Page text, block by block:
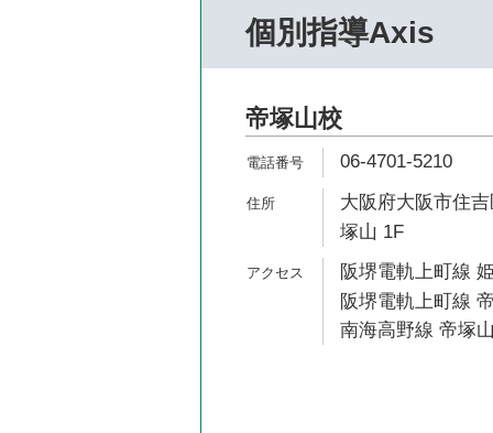
個別指導Axis
帝塚山校
06-4701-5210
大阪府大阪市住
塚山 1F
阪堺電軌上町線
阪堺電軌上町線
南海高野線 帝塚